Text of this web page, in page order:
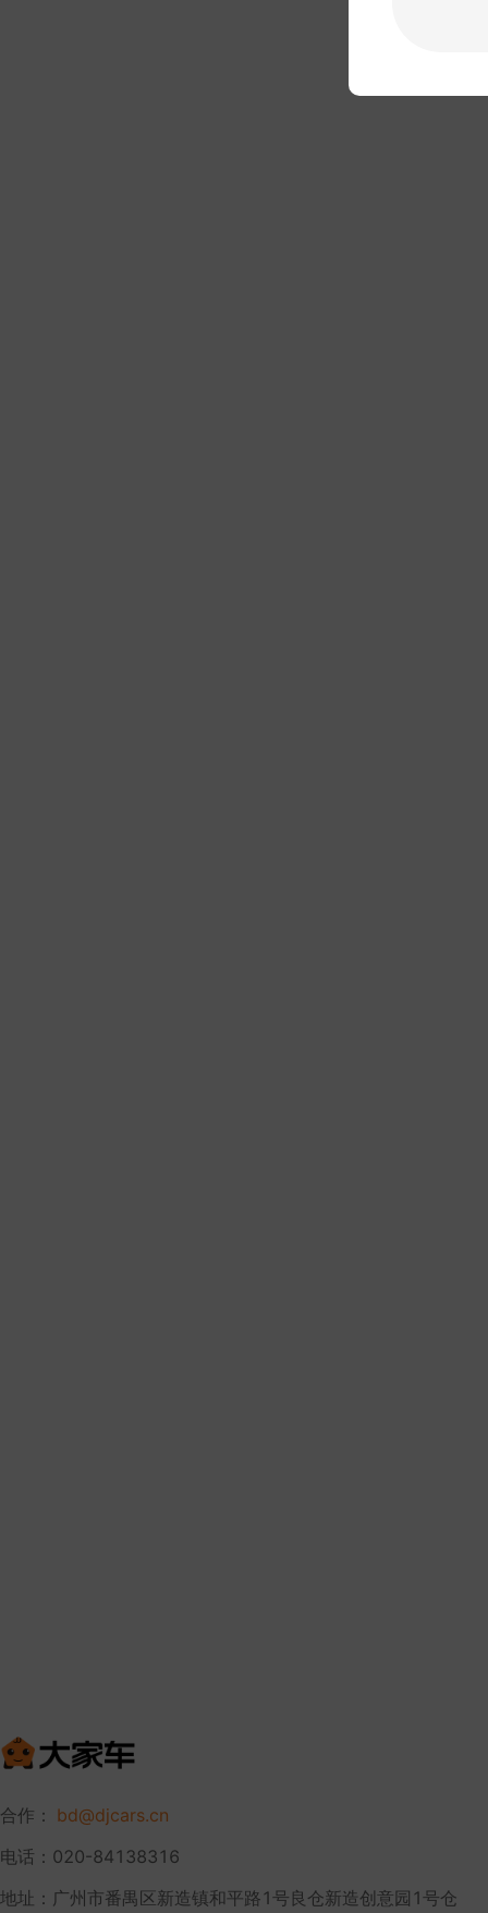
合作： bd@djcars.cn
电话：020-84138316
地址：广州市番禺区新造镇和平路1号良仓新造创意园1号仓